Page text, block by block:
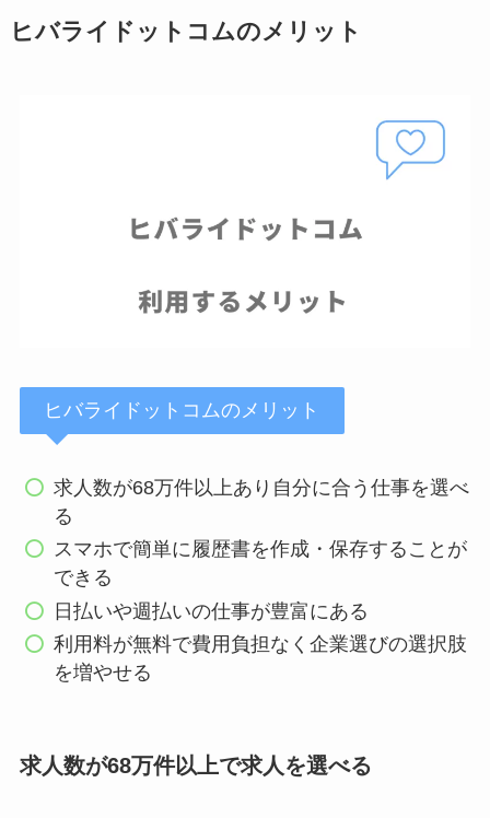
ヒバライドットコムのメリット
ヒバライドットコムのメリット
求人数が68万件以上あり自分に合う仕事を選べ
る
スマホで簡単に履歴書を作成・保存することが
できる
日払いや週払いの仕事が豊富にある
利用料が無料で費用負担なく企業選びの選択肢
を増やせる
求人数が68万件以上で求人を選べる